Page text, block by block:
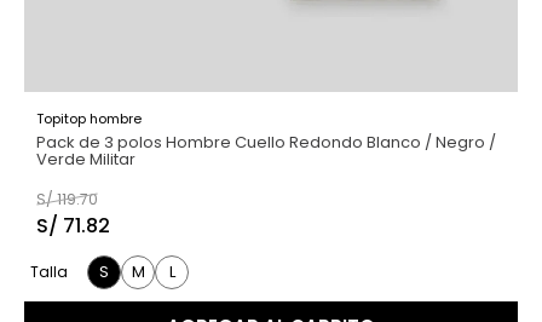
Topitop hombre
Pack de 3 polos Hombre Cuello Redondo Blanco / Negro /
Verde Militar
S/119.70
S/ 71.82
Talla S M L